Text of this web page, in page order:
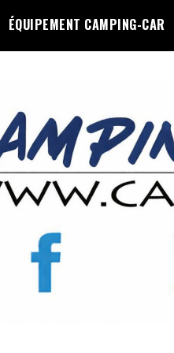
ÉQUIPEMENT CAMPING-CAR